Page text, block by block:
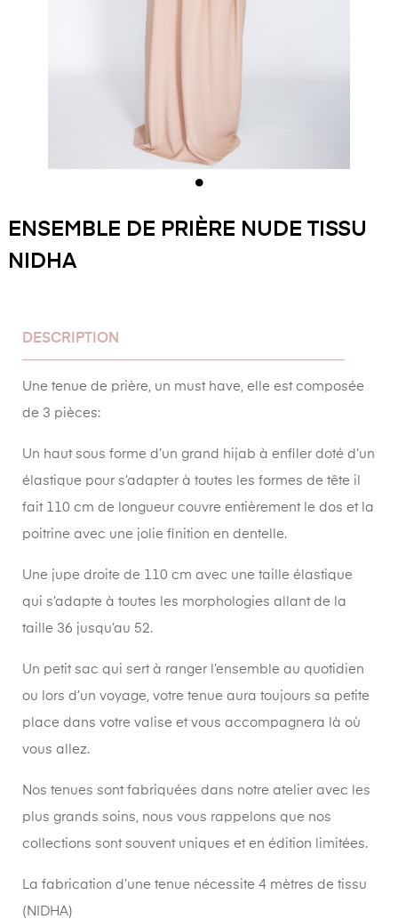
ENSEMBLE DE PRIÈRE NUDE TISSU
NIDHA
DESCRIPTION
Une tenue de prière, un must have, elle est composée
de 3 pièces:
Un haut sous forme d’un grand hijab à enfiler doté d’un
élastique pour s’adapter à toutes les formes de tête il
fait 110 cm de longueur couvre entièrement le dos et la
poitrine avec une jolie finition en dentelle.
Une jupe droite de 110 cm avec une taille élastique
qui s’adapte à toutes les morphologies allant de la
taille 36 jusqu’au 52.
Un petit sac qui sert à ranger l’ensemble au quotidien
ou lors d’un voyage, votre tenue aura toujours sa petite
place dans votre valise et vous accompagnera là où
vous allez.
Nos tenues sont fabriquées dans notre atelier avec les
plus grands soins, nous vous rappelons que nos
collections sont souvent uniques et en édition limitées.
La fabrication d’une tenue nécessite 4 mètres de tissu
(NIDHA)